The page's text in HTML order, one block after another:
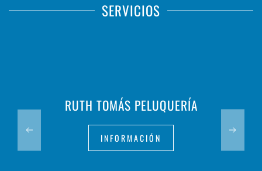
SERVICIOS
RUTH TOMÁS PELUQUERÍA
INFORMACIÓN